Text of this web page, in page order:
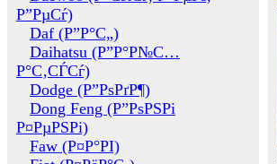
Р”РµСѓ)
Daf (Р”Р°С„)
Daihatsu (Р”Р°Р№С…
Р°С‚СЃСѓ)
Dodge (Р”РѕРґР¶)
Dong Feng (Р”РѕРЅРі
Р¤РµРЅРі)
Faw (Р¤Р°РІ)